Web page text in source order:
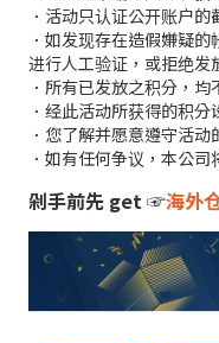
．活动只认证公开账户的
．如发现存在造假嫌疑
进行人工验证，或拒绝发
．所有已发放之积分，
．经此活动所获得的积分
．您了解并愿意遵守活动
．如有任何争议，本公
剁手前先 get ☞海外